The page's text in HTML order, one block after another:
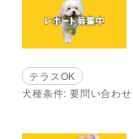
テラスOK
犬種条件: 要問い合わせ